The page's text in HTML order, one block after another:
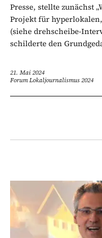
Presse, stellte zunächst
Projekt für
(siehe drehscheibe-
schilderte den
21. Mai 2024
Forum Lokaljournalismus 2024